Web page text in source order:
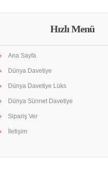
Hızlı Menü
Ana Sayfa
Dünya Davetiye
Dünya Davetiye Lüks
Dünya Sünnet Davetiye
Sipariş Ver
İletişim